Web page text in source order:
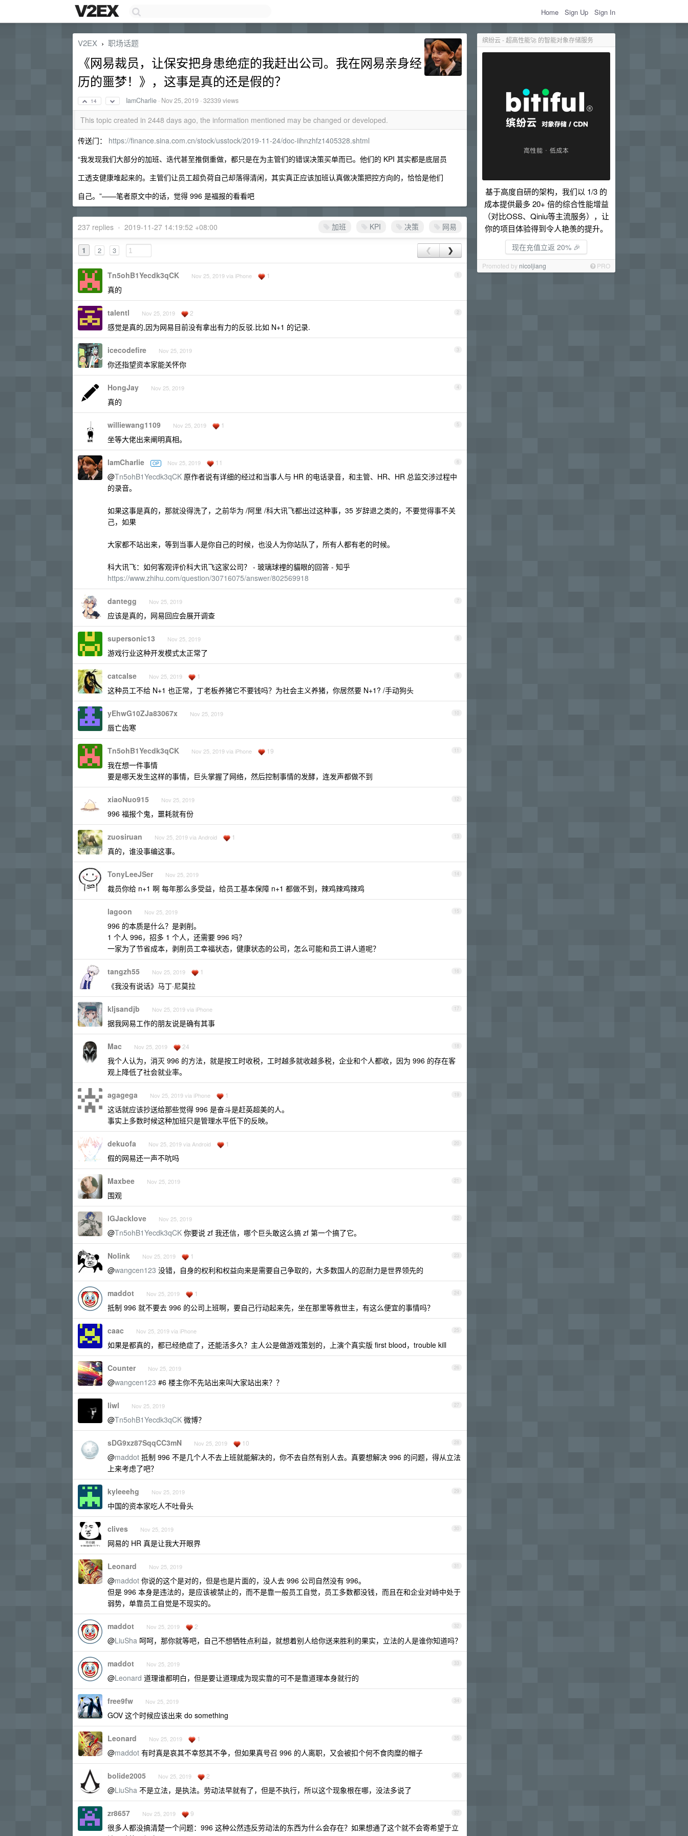
Home Sign Up Sign In
缤纷云 - 超高性能🚀 的智能对象存储服务
基于高度自研的架构，我们以 1/3 的
成本提供最多 20+ 倍的综合性能增益
（对比OSS、Qiniu等主流服务），让
你的项目体验得到令人艳羡的提升。
现在充值立返 20% 🎉
Promoted by nicoljiang PRO
V2EX › 职场话题
《网易裁员，让保安把身患绝症的我赶出公司。我在网易亲身经
历的噩梦！》，这事是真的还是假的？
14 IamCharlie · Nov 25, 2019 · 32339 views
This topic created in 2448 days ago, the information mentioned may be changed or developed.
传送门： https://finance.sina.com.cn/stock/usstock/2019-11-24/doc-iihnzhfz1405328.shtml
“我发现我们大部分的加班、迭代甚至推倒重做，都只是在为主管们的错误决策买单而已。他们的 KPI 其实都是底层员
工透支健康堆起来的。主管们让员工超负荷自己却落得清闲，其实真正应该加班认真做决策把控方向的，恰恰是他们
自己。”——笔者原文中的话，觉得 996 是福报的看看吧
加班 KPI 决策 网易
237 replies • 2019-11-27 14:19:52 +08:00
1 2 3 ❮ ❯
1
Tn5ohB1Yecdk3qCK Nov 25, 2019 via iPhone 1
真的
2
talentl Nov 25, 2019 2
感觉是真的,因为网易目前没有拿出有力的反驳.比如 N+1 的记录.
3
icecodefire Nov 25, 2019
你还指望资本家能关怀你
4
HongJay Nov 25, 2019
真的
5
williewang1109 Nov 25, 2019 1
坐等大佬出来阐明真相。
6
IamCharlie OP Nov 25, 2019 11
@Tn5ohB1Yecdk3qCK 原作者说有详细的经过和当事人与 HR 的电话录音，和主管、HR、HR 总监交涉过程中
的录音。
如果这事是真的，那就没得洗了，之前华为 /阿里 /科大讯飞都出过这种事，35 岁辞退之类的，不要觉得事不关
己，如果
大家都不站出来，等到当事人是你自己的时候，也没人为你站队了，所有人都有老的时候。
科大讯飞：如何客观评价科大讯飞这家公司？ - 玻璃球裡的貓眼的回答 - 知乎
https://www.zhihu.com/question/30716075/answer/802569918
7
dantegg Nov 25, 2019
应该是真的，网易回应会展开调查
8
supersonic13 Nov 25, 2019
游戏行业这种开发模式太正常了
9
catcalse Nov 25, 2019 1
这种员工不给 N+1 也正常，丁老板养猪它不要钱吗？为社会主义养猪，你居然要 N+1? /手动狗头
10
yEhwG10ZJa83067x Nov 25, 2019
唇亡齿寒
11
Tn5ohB1Yecdk3qCK Nov 25, 2019 via iPhone 19
我在想一件事情
要是哪天发生这样的事情，巨头掌握了网络，然后控制事情的发酵，连发声都做不到
12
xiaoNuo915 Nov 25, 2019
996 福报个鬼，噩耗就有份
13
zuosiruan Nov 25, 2019 via Android 1
真的，谁没事编这事。
14
TonyLeeJSer Nov 25, 2019
裁员你给 n+1 啊 每年那么多受益，给员工基本保障 n+1 都做不到，辣鸡辣鸡辣鸡
15
lagoon Nov 25, 2019
996 的本质是什么？是剥削。
1 个人 996，招多 1 个人，还需要 996 吗？
一家为了节省成本，剥削员工幸福状态，健康状态的公司，怎么可能和员工讲人道呢？
16
tangzh55 Nov 25, 2019 1
《我没有说话》马丁·尼莫拉
17
kljsandjb Nov 25, 2019 via iPhone
据我网易工作的朋友说是确有其事
18
Mac Nov 25, 2019 24
我个人认为，消灭 996 的方法，就是按工时收税，工时越多就收越多税，企业和个人都收，因为 996 的存在客
观上降低了社会就业率。
19
agagega Nov 25, 2019 via iPhone 1
这话就应该抄送给那些觉得 996 是奋斗是赶英超美的人。
事实上多数时候这种加班只是管理水平低下的反映。
20
dekuofa Nov 25, 2019 via Android 1
假的网易还一声不吭吗
21
Maxbee Nov 25, 2019
围观
22
IGJacklove Nov 25, 2019
@Tn5ohB1Yecdk3qCK 你要说 zf 我还信，哪个巨头敢这么搞 zf 第一个搞了它。
23
Nolink Nov 25, 2019 1
@wangcen123 没错，自身的权利和权益向来是需要自己争取的，大多数国人的忍耐力是世界领先的
24
maddot Nov 25, 2019 1
抵制 996 就不要去 996 的公司上班啊，要自己行动起来先，坐在那里等救世主，有这么便宜的事情吗？
25
caac Nov 25, 2019 via iPhone
如果是都真的，都已经绝症了，还能活多久？主人公是做游戏策划的，上演个真实版 first blood，trouble kill
26
Counter Nov 25, 2019
@wangcen123 #6 楼主你不先站出来叫大家站出来？？
27
liwl Nov 25, 2019
@Tn5ohB1Yecdk3qCK 微博？
28
sDG9xz87SqqCC3mN Nov 25, 2019 10
@maddot 抵制 996 不是几个人不去上班就能解决的，你不去自然有别人去。真要想解决 996 的问题，得从立法
上来考虑了吧？
29
kyleeehg Nov 25, 2019
中国的资本家吃人不吐骨头
30
clives Nov 25, 2019
网易的 HR 真是让我大开眼界
31
Leonard Nov 25, 2019
@maddot 你说的这个是对的，但是也是片面的，没人去 996 公司自然没有 996。
但是 996 本身是违法的，是应该被禁止的，而不是靠一般员工自觉，员工多数都没钱，而且在和企业对峙中处于
弱势，单靠员工自觉是不现实的。
32
maddot Nov 25, 2019 2
@LiuSha 呵呵，那你就等吧，自己不想牺牲点利益，就想着别人给你送来胜利的果实，立法的人是谁你知道吗？
33
maddot Nov 25, 2019
@Leonard 道理谁都明白，但是要让道理成为现实靠的可不是靠道理本身就行的
34
free9fw Nov 25, 2019
GOV 这个时候应该出来 do something
35
Leonard Nov 25, 2019 1
@maddot 有时真是哀其不幸怒其不争，但如果真号召 996 的人离职，又会被扣个何不食肉糜的帽子
36
bolide2005 Nov 25, 2019 2
@LiuSha 不是立法，是执法。劳动法早就有了，但是不执行，所以这个现象根在哪，没法多说了
37
zr8657 Nov 25, 2019 9
很多人都没搞清楚一个问题：996 这种公然违反劳动法的东西为什么会存在？如果想通了这个就不会寄希望于立